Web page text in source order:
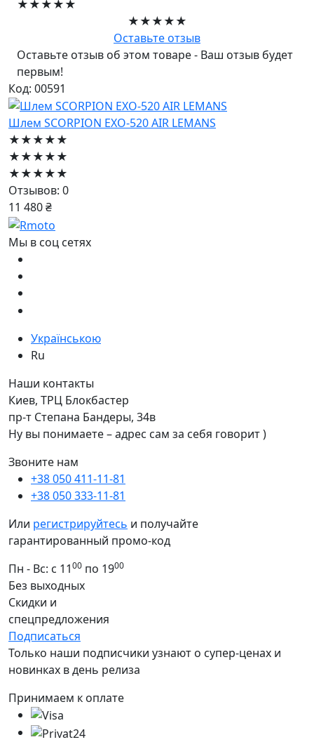
★★★★★
★★★★★
Оставьте отзыв
Оставьте отзыв об этом товаре - Ваш отзыв будет
первым!
Код: 00591
Шлем SCORPION EXO-520 AIR LEMANS
★★★★★
★★★★★
★★★★★
Отзывов: 0
11 480 ₴
Мы в соц сетях
Українською
Ru
Наши контакты
Киев, ТРЦ Блокбастер
пр-т Степана Бандеры, 34в
Ну вы понимаете – адрес сам за себя говорит )
Звоните нам
+38 050 411-11-81
+38 050 333-11-81
Или регистрируйтесь и получайте
гарантированный промо-код
Пн - Вс: с 1100 по 1900
Без выходных
Скидки и
спецпредложения
Подписаться
Только наши подписчики узнают о супер-ценах и
новинках в день релиза
Принимаем к оплате